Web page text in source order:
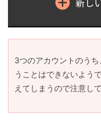
3つのアカウントのう
うことはできないよう
えてしまうので注意し